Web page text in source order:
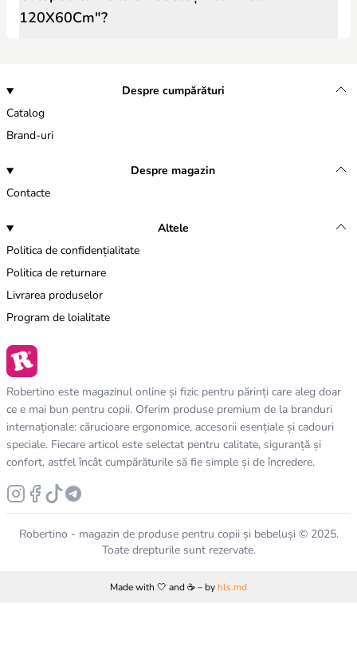
120X60Cm"?
Despre cumpărături
Catalog
Brand-uri
Despre magazin
Contacte
Altele
Politica de confidențialitate
Politica de returnare
Livrarea produselor
Program de loialitate
Robertino este magazinul online și fizic pentru părinți care aleg doar
ce e mai bun pentru copii. Oferim produse premium de la branduri
internaționale: cărucioare ergonomice, accesorii esențiale și cadouri
speciale. Fiecare articol este selectat pentru calitate, siguranță și
confort, astfel încât cumpărăturile să fie simple și de încredere.
Robertino - magazin de produse pentru copii și bebeluși © 2025.
Toate drepturile sunt rezervate.
Made with 🤍 and ☕️ – by hls.md